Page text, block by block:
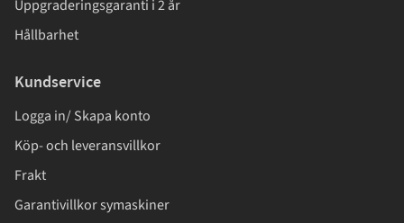
Uppgraderingsgaranti i 2 år
Hållbarhet
Kundservice
Logga in/ Skapa konto
Köp- och leveransvillkor
Frakt
Garantivillkor symaskiner